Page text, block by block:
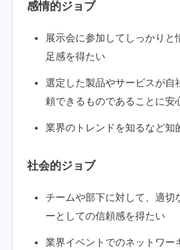
感情的ジョブ
展示会に参加してしっかりと
足感を得たい
選定した製品やサービスが自
頼できるものであることに安
業界のトレンドを知るなど知
社会的ジョブ
チームや部下に対して、適切
ーとしての信頼感を得たい
業界イベントでのネットワー